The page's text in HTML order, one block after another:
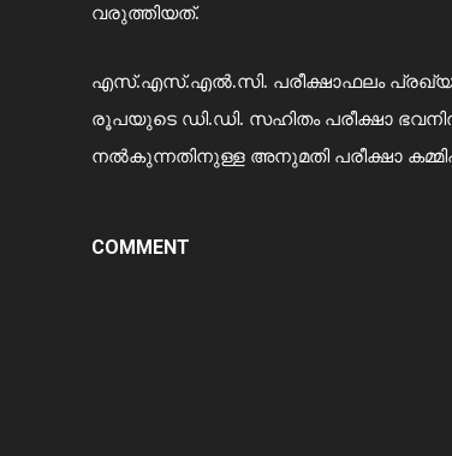
വരുത്തിയത്.
എസ്.എസ്.എല്‍.സി. പരീക്ഷാഫലം
രൂപയുടെ ഡി.ഡി. സഹിതം പരീക്ഷാ
നല്‍കുന്നതിനുള്ള അനുമതി പരീക്ഷാ
COMMENT